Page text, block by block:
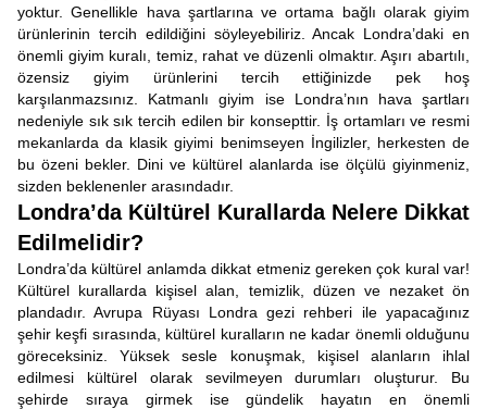
yoktur. Genellikle hava şartlarına ve ortama bağlı olarak giyim
ürünlerinin tercih edildiğini söyleyebiliriz. Ancak Londra’daki en
önemli giyim kuralı, temiz, rahat ve düzenli olmaktır. Aşırı abartılı,
özensiz giyim ürünlerini tercih ettiğinizde pek hoş
karşılanmazsınız. Katmanlı giyim ise Londra’nın hava şartları
nedeniyle sık sık tercih edilen bir konsepttir. İş ortamları ve resmi
mekanlarda da klasik giyimi benimseyen İngilizler, herkesten de
bu özeni bekler. Dini ve kültürel alanlarda ise ölçülü giyinmeniz,
sizden beklenenler arasındadır.
Londra’da Kültürel Kurallarda Nelere Dikkat
Edilmelidir?
Londra’da kültürel anlamda dikkat etmeniz gereken çok kural var!
Kültürel kurallarda kişisel alan, temizlik, düzen ve nezaket ön
plandadır. Avrupa Rüyası Londra gezi rehberi ile yapacağınız
şehir keşfi sırasında, kültürel kuralların ne kadar önemli olduğunu
göreceksiniz. Yüksek sesle konuşmak, kişisel alanların ihlal
edilmesi kültürel olarak sevilmeyen durumları oluşturur. Bu
şehirde sıraya girmek ise gündelik hayatın en önemli